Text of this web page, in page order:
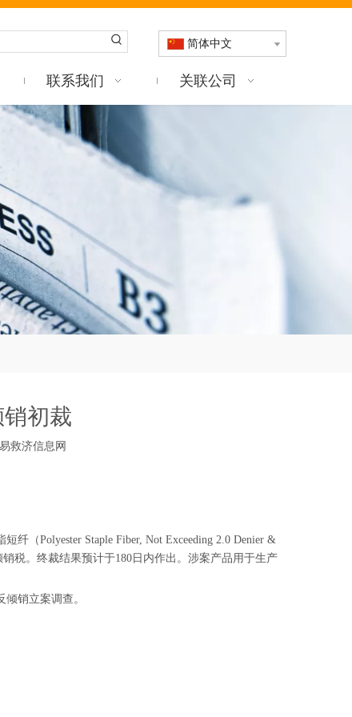
简体中文
联系我们 关联公司
初裁
救济信息网
（Polyester Staple Fiber, Not Exceeding 2.0 Denier &
销税。终裁结果预计于180日内作出。涉案产品用于生产
销立案调查。